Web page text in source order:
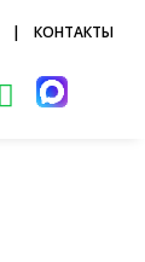
| КОНТАКТЫ